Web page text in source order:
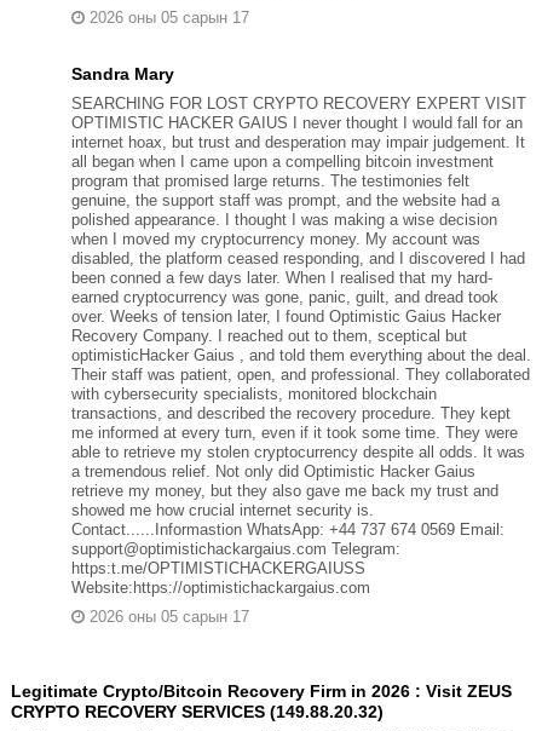
2026 оны 05 сарын 17
Sandra Mary
SEARCHING FOR LOST CRYPTO RECOVERY EXPERT VISIT
OPTIMISTIC HACKER GAIUS I never thought I would fall for an
internet hoax, but trust and desperation may impair judgement. It
all began when I came upon a compelling bitcoin investment
program that promised large returns. The testimonies felt
genuine, the support staff was prompt, and the website had a
polished appearance. I thought I was making a wise decision
when I moved my cryptocurrency money. My account was
disabled, the platform ceased responding, and I discovered I had
been conned a few days later. When I realised that my hard-
earned cryptocurrency was gone, panic, guilt, and dread took
over. Weeks of tension later, I found Optimistic Gaius Hacker
Recovery Company. I reached out to them, sceptical but
optimisticHacker Gaius , and told them everything about the deal.
Their staff was patient, open, and professional. They collaborated
with cybersecurity specialists, monitored blockchain
transactions, and described the recovery procedure. They kept
me informed at every turn, even if it took some time. They were
able to retrieve my stolen cryptocurrency despite all odds. It was
a tremendous relief. Not only did Optimistic Hacker Gaius
retrieve my money, but they also gave me back my trust and
showed me how crucial internet security is.
Contact......Informastion WhatsApp: +44 737 674 0569 Email:
support@optimistichackargaius.com Telegram:
https:t.me/OPTIMISTICHACKERGAIUSS
Website:https://optimistichackargaius.com
2026 оны 05 сарын 17
Legitimate Crypto/Bitcoin Recovery Firm in 2026 : Visit ZEUS
CRYPTO RECOVERY SERVICES (149.88.20.32)